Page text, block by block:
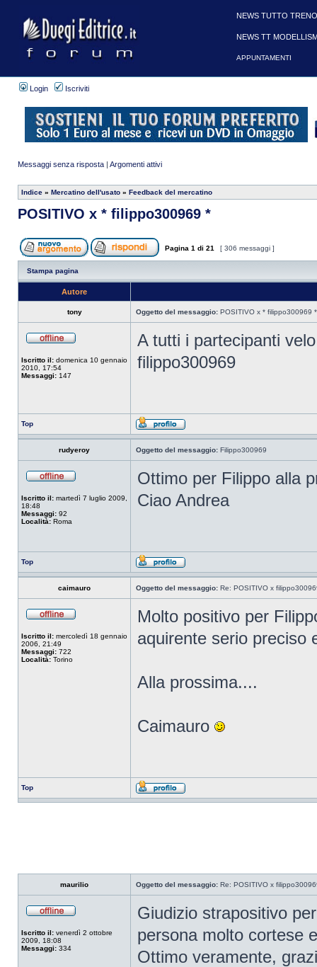
Login Iscriviti
Messaggi senza risposta | Argomenti attivi
Indice » Mercatino dell'usato » Feedback del mercatino
POSITIVO x * filippo300969 *
Pagina 1 di 21 [ 306 messaggi ]
Stampa pagina
Autore
tony Oggetto del messaggio: POSITIVO x * filippo300969 *
Iscritto il: domenica 10 gennaio
2010, 17:54
Messaggi: 147
A tutti i partecipanti
filippo300969
Top
rudyeroy Oggetto del messaggio: Filippo300969
Iscritto il: martedì 7 luglio 2009,
18:48
Messaggi: 92
Località: Roma
Ottimo per Filippo alla
Ciao Andrea
Top
caimauro Oggetto del messaggio: Re: POSITIVO x
Iscritto il: mercoledì 18 gennaio
2006, 21:49
Messaggi: 722
Località: Torino
Molto positivo per
aquirente serio preciso
Alla prossima....
Caimauro
Top
maurilio Oggetto del messaggio: Re: POSITIVO x
Iscritto il: venerdì 2 ottobre
2009, 18:08
Messaggi: 334
Giudizio strapositivo
persona molto cortese
Ottimo veramente,
NEWS TUTTO
NEWS TT
APPUNTAMENTI